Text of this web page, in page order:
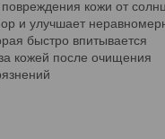
кожи от
и улучшает
быстро впитывается
кожей после очищения